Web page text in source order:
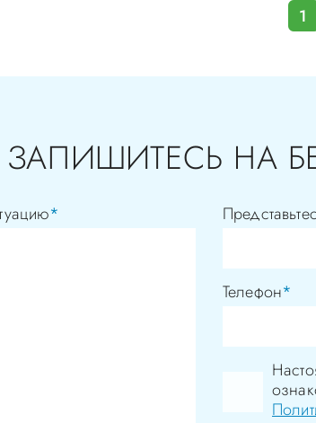
1
ЗАПИШИТЕСЬ НА
Телефон*
*